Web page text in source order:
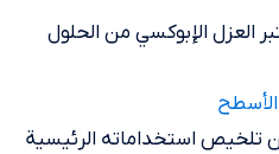
العزل الإبوكسي من الحلول
تلخيص استخداماته الرئيسية